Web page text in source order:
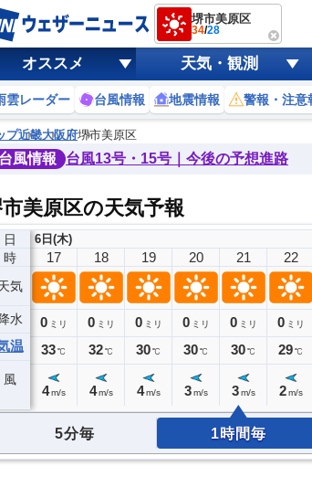
堺市美原区
34/28
オススメ 天気・観測
雲レーダー 台風情報 地震情報 警報・注意
プ近畿大阪府堺市美原区
台風情報 台風13号・15号｜今後の予想進路
美原区の天気予報
日
時
気
降水
温
風
6日(木)
16
ミリ
℃
17
0 ミリ
33℃
4 m/s
18
0 ミリ
32℃
4 m/s
19
0 ミリ
30℃
4 m/s
20
0 ミリ
30℃
3 m/s
21
0 ミリ
30℃
3 m/s
22
0 ミリ
29℃
2 m/s
5分毎 1時間毎